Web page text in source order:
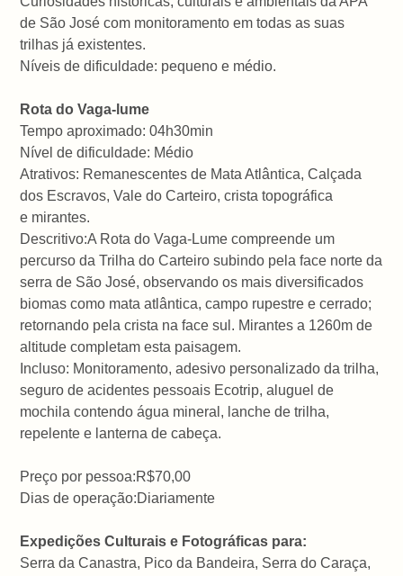
de São José com monitoramento em todas as suas
trilhas já existentes.
Níveis de dificuldade: pequeno e médio.
Rota do Vaga-lume
Tempo aproximado: 04h30min
Nível de dificuldade: Médio
Atrativos: Remanescentes de Mata Atlântica, Calçada
dos Escravos, Vale do Carteiro, crista topográfica
e mirantes.
Descritivo:A Rota do Vaga-Lume compreende um
percurso da Trilha do Carteiro subindo pela face norte da
serra de São José, observando os mais diversificados
biomas como mata atlântica, campo rupestre e cerrado;
retornando pela crista na face sul. Mirantes a 1260m de
altitude completam esta paisagem.
Incluso: Monitoramento, adesivo personalizado da trilha,
seguro de acidentes pessoais Ecotrip, aluguel de
mochila contendo água mineral, lanche de trilha,
repelente e lanterna de cabeça.
Preço por pessoa:R$70,00
Dias de operação:Diariamente
Expedições Culturais e Fotográficas para:
Serra da Canastra, Pico da Bandeira, Serra do Caraça,